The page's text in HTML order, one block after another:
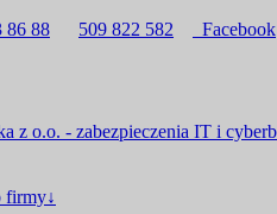
86 88 509 822 582 Facebook
firmy↓